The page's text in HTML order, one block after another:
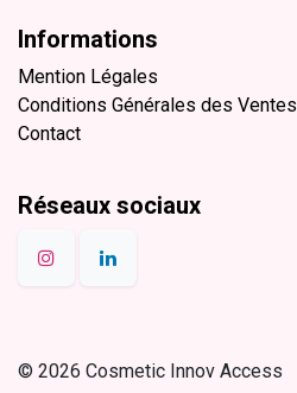
Informations
Mention Légales
Conditions Générales des Ventes
Contact
Réseaux sociaux
© 2026 Cosmetic Innov Access